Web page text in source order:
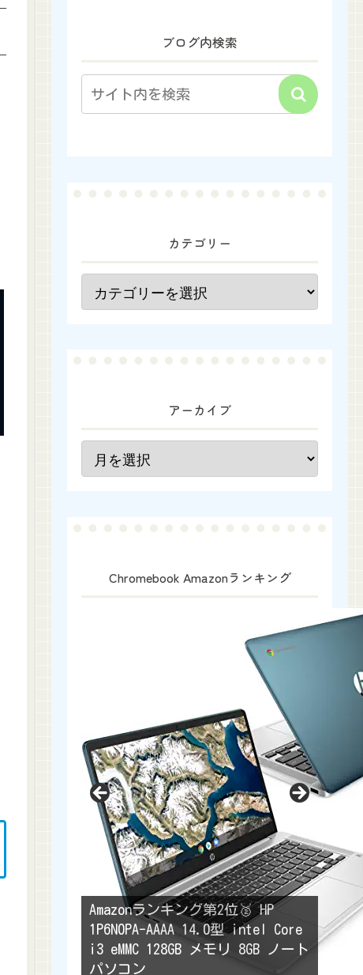
ブログ内検索
カテゴリー
アーカイブ
Chromebook Amazonランキング
Amazonランキング第2位🥈 HP
1P6N0PA-AAAA 14.0型 intel Core
i3 eMMC 128GB メモリ 8GB ノート
パソコン